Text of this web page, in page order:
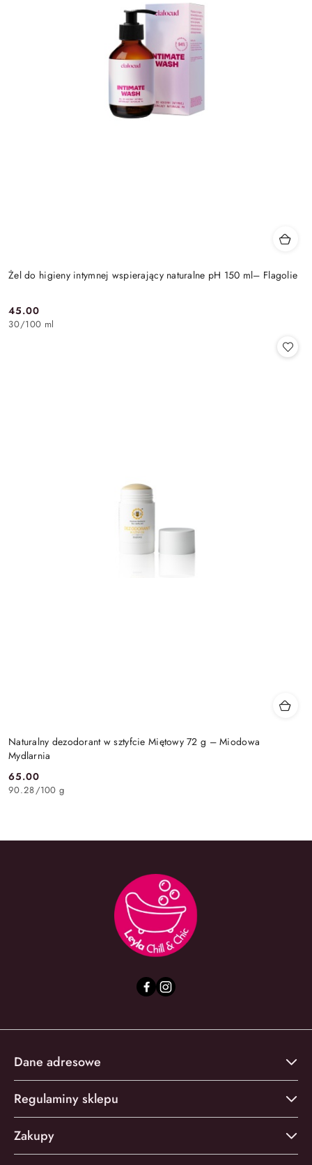
Żel do higieny intymnej wspierający naturalne pH 150 ml– Flagolie
Cena:
45.00
30/100 ml
Naturalny dezodorant w sztyfcie Miętowy 72 g – Miodowa
Mydlarnia
Cena:
65.00
90.28/100 g
Dane adresowe
Regulaminy sklepu
Zakupy